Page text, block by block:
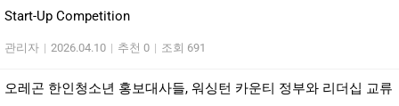
Start-Up Competition
관리자 | 2026.04.10 | 추천 0 | 조회 691
오레곤 한인청소년 홍보대사들, 워싱턴 카운티 정부와 리더십 교류